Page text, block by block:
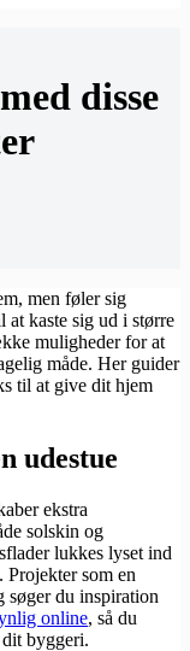
disse
men føler sig
at kaste sig ud i større
muligheder for at
måde. Her guider
til at give dit hjem
udestue
ekstra
solskin og
lukkes lyset ind
Projekter som en
søger du inspiration
online, så du
byggeri.